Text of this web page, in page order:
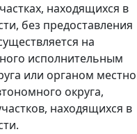
находящихся в
без предоставления
на
исполнительным
или органом
округа,
находящихся в